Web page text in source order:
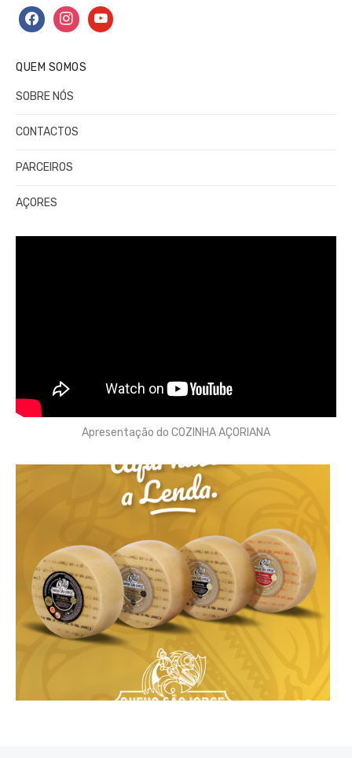
facebookinstagramyoutube
QUEM SOMOS
SOBRE NÓS
CONTACTOS
PARCEIROS
AÇORES
Apresentação do COZINHA AÇORIANA